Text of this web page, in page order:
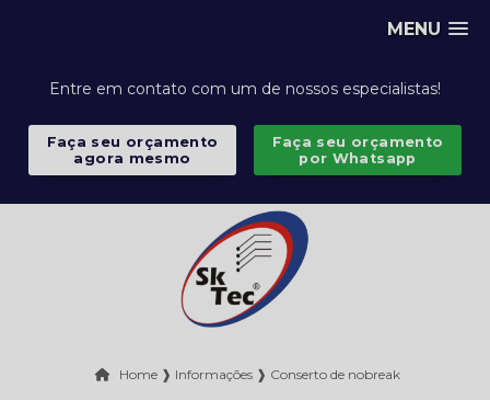
MENU
Entre em contato com um de nossos especialistas!
Faça seu orçamento
agora mesmo
Faça seu orçamento
por Whatsapp
Home ❱ Informações ❱ Conserto de nobreak